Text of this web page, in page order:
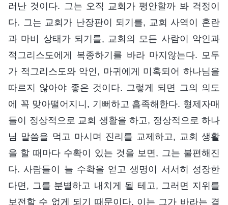
러난 것이다. 그는 오직 교회가 평안할까 봐 걱정이
다. 그는 교회가 난장판이 되기를, 교회 사역이 혼란
과 마비 상태가 되기를, 교회의 모든 사람이 악인과
적그리스도에게 복종하기를 바라 마지않는다. 모두
가 적그리스도와 악인, 마귀에게 미혹되어 하나님을
따르지 않아야 좋은 것이다. 그렇게 되면 그의 의도
에 꼭 맞아떨어지니, 기뻐하고 흡족해한다. 형제자매
들이 정상적으로 교회 생활을 하고, 정상적으로 하나
님 말씀을 먹고 마시며 진리를 교제하고, 교회 생활
을 할 때마다 수확이 있는 것을 보면, 그는 불편해진
다. 사람들이 늘 수확을 얻고 생명이 서서히 성장한
다면, 그를 분별하고 내치게 될 테고, 그러면 지위를
보전할 수 없게 되기 때문이다. 이는 그가 바라는 결